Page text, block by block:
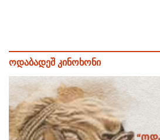
ოდაბადეშ კინოხონი